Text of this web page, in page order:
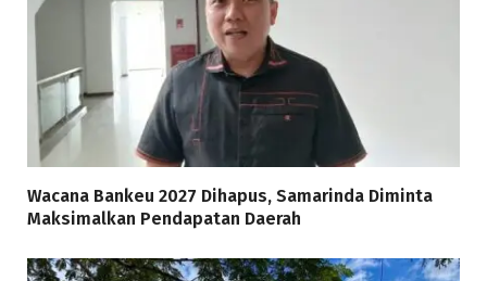
Wacana Bankeu 2027 Dihapus, Samarinda Diminta
Maksimalkan Pendapatan Daerah